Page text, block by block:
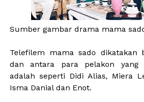
Sumber gambar drama mama
Telefilem mama sado dikatakan
dan antara para pelakon yang
adalah seperti Didi Alias, Miera
Isma Danial dan Enot.